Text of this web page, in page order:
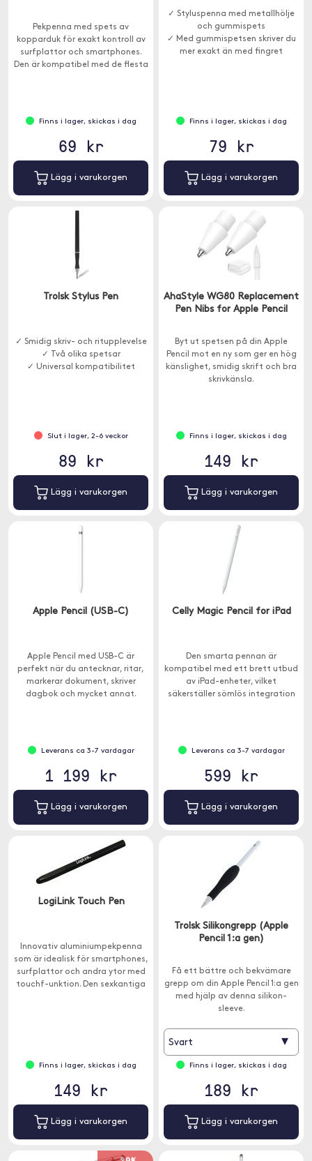
Pekpenna med spets av
kopparduk för exakt kontroll av
surfplattor och smartphones.
Den är kompatibel med de flesta
Finns i lager, skickas i dag
69 kr
Lägg i varukorgen
✓ Styluspenna med metallhölje
och gummispets
✓ Med gummispetsen skriver du
mer exakt än med fingret
Finns i lager, skickas i dag
79 kr
Lägg i varukorgen
Trolsk Stylus Pen
✓ Smidig skriv- och ritupplevelse
✓ Två olika spetsar
✓ Universal kompatibilitet
Slut i lager, 2-6 veckor
89 kr
Lägg i varukorgen
AhaStyle WG80 Replacement
Pen Nibs for Apple Pencil
Byt ut spetsen på din Apple
Pencil mot en ny som ger en hög
känslighet, smidig skrift och bra
skrivkänsla.
Finns i lager, skickas i dag
149 kr
Lägg i varukorgen
Apple Pencil (USB-C)
Apple Pencil med USB-C är
perfekt när du antecknar, ritar,
markerar dokument, skriver
dagbok och mycket annat.
Leverans ca 3-7 vardagar
1 199 kr
Lägg i varukorgen
Celly Magic Pencil for iPad
Den smarta pennan är
kompatibel med ett brett utbud
av iPad-enheter, vilket
säkerställer sömlös integration
Leverans ca 3-7 vardagar
599 kr
Lägg i varukorgen
LogiLink Touch Pen
Innovativ aluminiumpekpenna
som är idealisk för smartphones,
surfplattor och andra ytor med
touchf-unktion. Den sexkantiga
Finns i lager, skickas i dag
149 kr
Lägg i varukorgen
Trolsk Silikongrepp (Apple
Pencil 1:a gen)
Få ett bättre och bekvämare
grepp om din Apple Pencil 1:a gen
med hjälp av denna silikon-
sleeve.
Svart ▾
Finns i lager, skickas i dag
189 kr
Lägg i varukorgen